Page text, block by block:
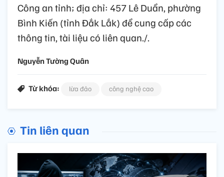
Công an tỉnh; địa chỉ: 457 Lê Duẩn, phường
Bình Kiến (tỉnh Đắk Lắk) để cung cấp các
thông tin, tài liệu có liên quan./.
Nguyễn Tường Quân
Từ khóa: lừa đảo công nghệ cao
Tin liên quan